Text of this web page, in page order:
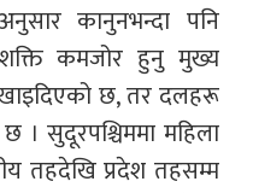
कानुनभन्दा पनि
कमजोर हुनु मुख्य
छ, तर दलहरू
। सुदूरपश्चिममा महिला
तहदेखि प्रदेश तहसम्म